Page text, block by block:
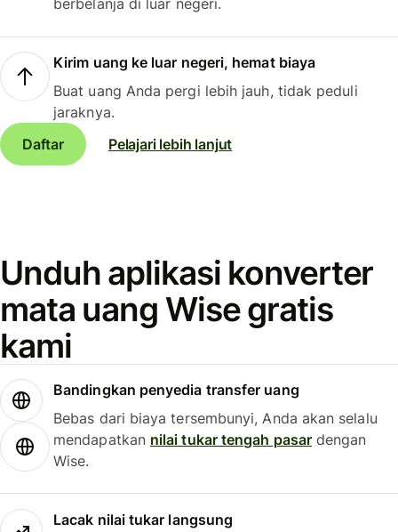
berbelanja di luar negeri.
Kirim uang ke luar negeri, hemat biaya
Buat uang Anda pergi lebih jauh, tidak peduli
jaraknya.
Daftar
Pelajari lebih lanjut
Unduh aplikasi konverter
mata uang Wise gratis
kami
Bandingkan penyedia transfer uang
Bebas dari biaya tersembunyi, Anda akan selalu
mendapatkan nilai tukar tengah pasardengan
Wise.
Lacak nilai tukar langsung